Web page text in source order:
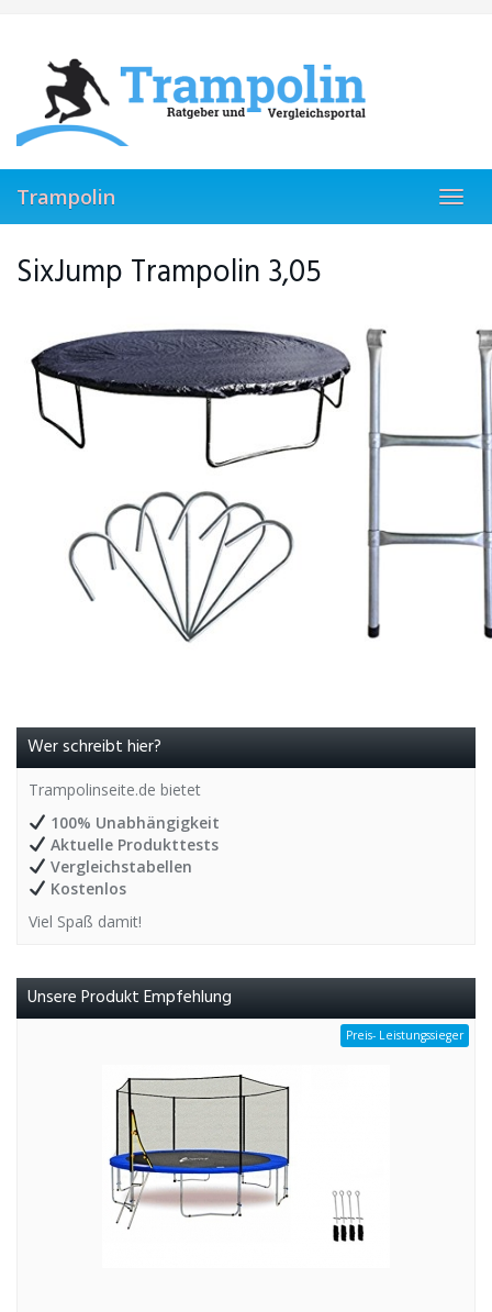
content
Trampolin
SixJump Trampolin 3,05
Wer schreibt hier?
Trampolinseite.de bietet
100% Unabhängigkeit
Aktuelle Produkttests
Vergleichstabellen
Kostenlos
Viel Spaß damit!
Unsere Produkt Empfehlung
Preis- Leistungssieger